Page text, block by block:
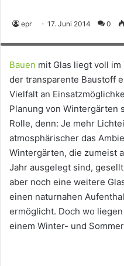
epr 17. Juni 2014 0
Ganzjährig nutzbar: Ein
Bauen mit Glas liegt voll
der transparente Baustoff
Vielfalt an
Planung von Wintergärten
Rolle, denn: Je mehr
atmosphärischer das
Wintergärten, die zumeist
Jahr ausgelegt sind,
aber noch eine weitere
einen naturnahen
ermöglicht. Doch wo
einem Winter- und